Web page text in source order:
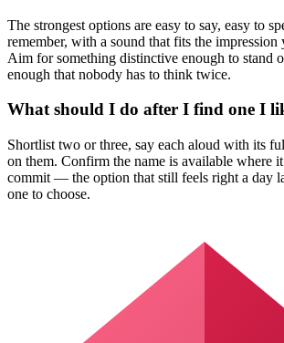
The strongest options are easy to say, easy to
remember, with a sound that fits the impression
Aim for something distinctive enough to stand
enough that nobody has to think twice.
What should I do after I find one I
Shortlist two or three, say each aloud with its
on them. Confirm the name is available where
commit — the option that still feels right a day
one to choose.